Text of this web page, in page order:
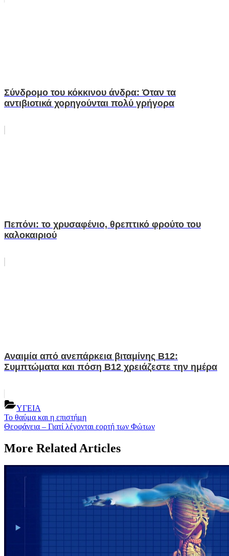
Σύνδρομο του κόκκινου άνδρα: Όταν τα
αντιβιοτικά χορηγούνται πολύ γρήγορα
Πεπόνι: το χρυσαφένιο, θρεπτικό φρούτο του
καλοκαιριού
Αναιμία από ανεπάρκεια βιταμίνης Β12:
Συμπτώματα και πόση Β12 χρειάζεστε την ημέρα
ΥΓΕΙΑ
Post
navigation
Previous
Post:
Το θαύμα και η επιστήμη
Next
Θεοφάνεια – Γιατί λέγονται εορτή των Φώτων
More Related Articles